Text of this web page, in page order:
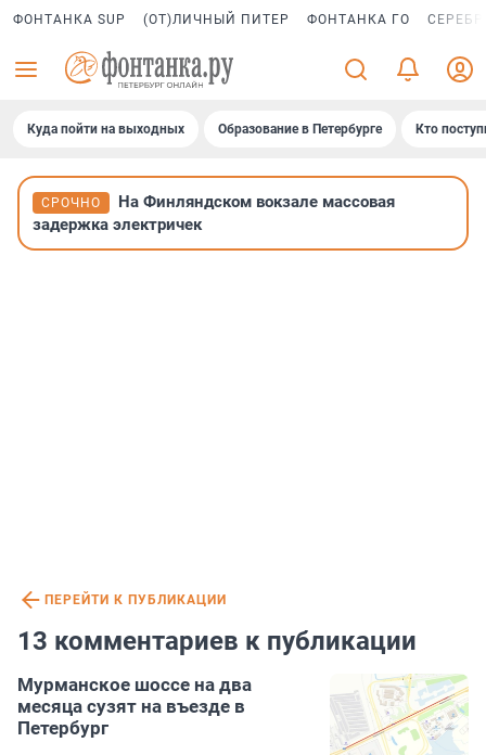
ФОНТАНКА SUP (ОТ)ЛИЧНЫЙ ПИТЕР ФОНТАНКА ГО
Куда пойти на выходных Образование в Петербурге Кто
СРОЧНО
На Финляндском вокзале массовая
задержка электричек
ПЕРЕЙТИ К ПУБЛИКАЦИИ
13 комментариев к публикации
Мурманское шоссе на два
месяца сузят на въезде в
Петербург